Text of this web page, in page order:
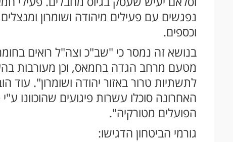
נפגשים עם פעילים מיהודה ושומרון
וכספים.
בנושא זה נמסר כי "שב"כ וצה"ל רואים
מטעם מרחב הגדה בחמאס, וכן מעורבות
לתשתיות טרור באזור יהודה ושומרון". עוד
האחרונה סוכלו עשרות פיגועים שהוכוונו
הפועלים מטורקיה".
גורמי הביטחון הדגישו: